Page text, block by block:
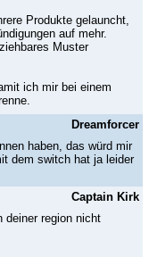
Produkte gelauncht,
auf mehr.
Muster
ich mir bei einem
Dreamforcer
haben, das würd mir
dem switch hat ja leider
Captain Kirk
deiner region nicht